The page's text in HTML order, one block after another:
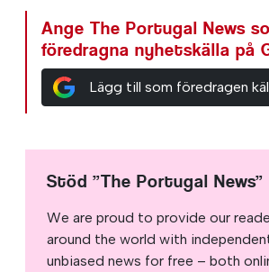
Ange The Portugal News
föredragna nyhetskälla på
Lägg till som föredragen
Stöd ”The Portugal News”
We are proud to provide our
around the world with
unbiased news for free – both